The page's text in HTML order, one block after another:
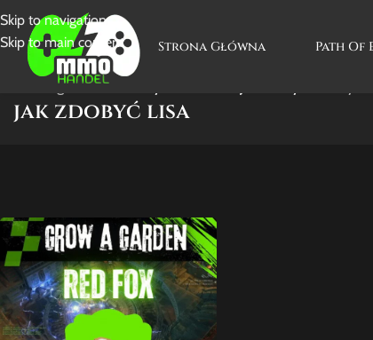
Skip to navigation
Skip to main content
Strona Główna Path Of
Strona główna/Produkty oznaczone “jak zdobyć lisa”
jak zdobyć lisa